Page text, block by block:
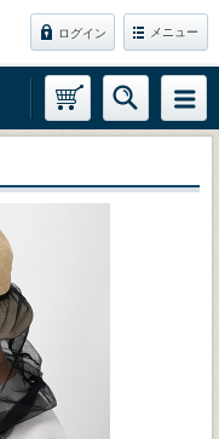
ログイン メニュー